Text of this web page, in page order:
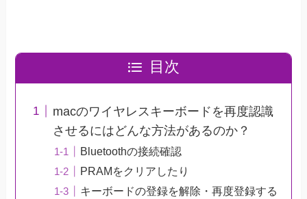
目次
macのワイヤレスキーボードを再度認識
させるにはどんな方法があるのか？
Bluetoothの接続確認
PRAMをクリアしたり
キーボードの登録を解除・再度登録する